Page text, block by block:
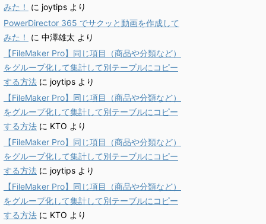
みた！
に joytips より
PowerDirector 365 でサクッと動画を作成して
みた！
に 中澤雄太 より
【FileMaker Pro】同じ項目（商品や分類など）
をグループ化して集計して別テーブルにコピー
する方法 に joytips より
【FileMaker Pro】同じ項目（商品や分類など）
をグループ化して集計して別テーブルにコピー
する方法 に KTO より
【FileMaker Pro】同じ項目（商品や分類など）
をグループ化して集計して別テーブルにコピー
する方法 に joytips より
【FileMaker Pro】同じ項目（商品や分類など）
をグループ化して集計して別テーブルにコピー
する方法 に KTO より